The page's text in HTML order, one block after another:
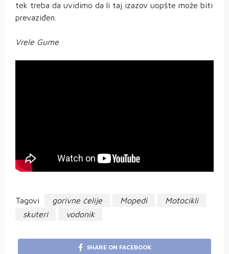
tek treba da uvidimo da li taj izazov uopšte može biti
prevaziđen.
Vrele Gume
Tagovi gorivne ćelije Mopedi
Motocikli
skuteri
vodonik
SHARE ON FACEBOOK